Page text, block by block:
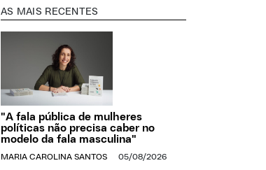
AS MAIS RECENTES
"A fala pública de mulheres
políticas não precisa caber no
modelo da fala masculina"
MARIA CAROLINA SANTOS 05/08/2026